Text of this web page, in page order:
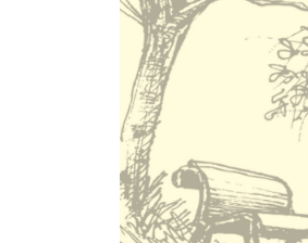
가족이 나에게 미친 영향
나답게 사는 첫걸음, 부
복잡한 마음을 들여다볼
내 마음을 들여다보는 법
나만 모르는 나의 진실을
자신 안의 소망을 들여다봐
나 자신의 암묵적인 전제
‘나만 찌질한 건 아니야’라